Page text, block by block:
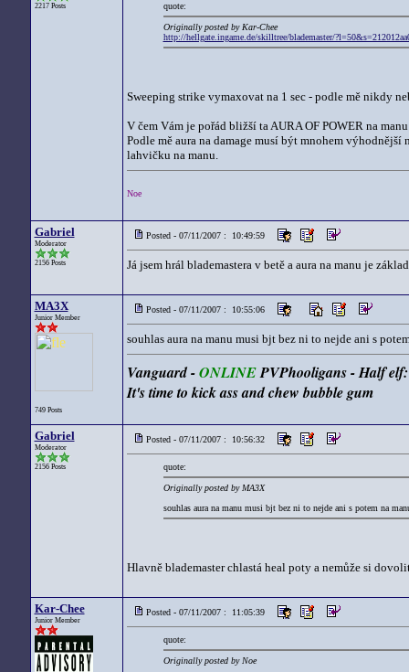
2217 Posts quote:
Originally posted by Kar-Chee
http://hellgate.ingame.de/skilltree/blademaster/
Sweeping strike vymaxovat na 1 sec - podle mě nikdy
V čem Vám je pořád bližší ta AURA OF POWER na manu
Podle mě aura na damage musí být mnohem
lahvičku na manu.
Noe
Gabriel
Moderator
2156 Posts
Posted - 07/11/2007 : 10:49:59
Já jsem hrál blademastera v betě a aura na manu je
MA3X
Junior Member
749 Posts
Posted - 07/11/2007 : 10:55:06
souhlas aura na manu musi bjt bez ni to nejde ani s
Vanguard -ONLINEPVPhooligans - Half
It's time to kick ass and chew bubble gum
Gabriel
Moderator
2156 Posts
Posted - 07/11/2007 : 10:56:32
quote:
Originally posted by MA3X
souhlas aura na manu musi bjt bez ni to nejde ani s potem na
Hlavně blademaster chlastá heal poty a nemůže si
Kar-Chee
Junior Member
Posted - 07/11/2007 : 11:05:39
quote:
Originally posted by Noe